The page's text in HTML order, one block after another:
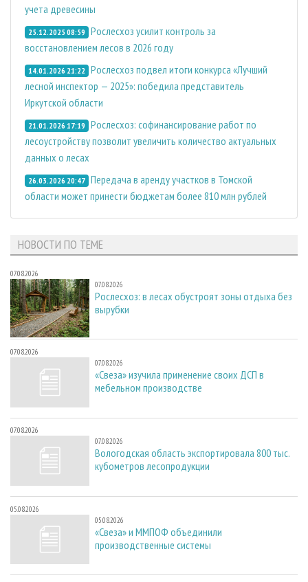
учета древесины
25.12.2025 08:59 Рослесхоз усилит контроль за
восстановлением лесов в 2026 году
14.01.2026 21:22 Рослесхоз подвел итоги конкурса «Лучший
лесной инспектор — 2025»: победила представитель
Иркутской области
21.01.2026 17:19 Рослесхоз: софинансирование работ по
лесоустройству позволит увеличить количество актуальных
данных о лесах
26.03.2026 20:47 Передача в аренду участков в Томской
области может принести бюджетам более 810 млн рублей
НОВОСТИ ПО ТЕМЕ
07.08.2026
07.08.2026
Рослесхоз: в лесах обустроят зоны отдыха без
вырубки
07.08.2026
07.08.2026
«Свеза» изучила применение своих ДСП в
мебельном производстве
07.08.2026
07.08.2026
Вологодская область экспортировала 800 тыс.
кубометров лесопродукции
05.08.2026
05.08.2026
«Свеза» и ММПОФ объединили
производственные системы